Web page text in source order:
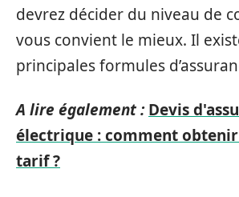
devrez décider du niveau de
vous convient le mieux. Il
principales formules
A lire également : Devis
électrique : comment
tarif ?